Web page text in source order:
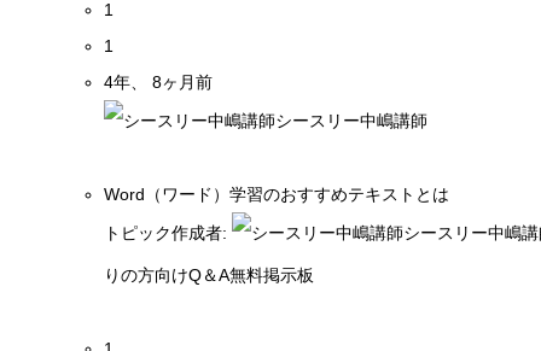
1
1
4年、 8ヶ月前
シースリー中嶋講師
Word（ワード）学習のおすすめテキストとは
トピック作成者:
シースリー中嶋
りの方向けQ＆A無料掲示板